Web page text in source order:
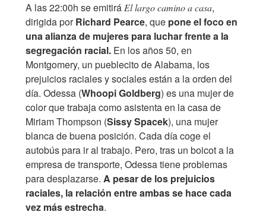
A las 22:00h se emitiráEl largo camino a casa,
dirigida porRichard Pearce, que pone el foco en
una alianza de mujeres para luchar frente a la
segregación racial.En los años 50, en
Montgomery, un pueblecito de Alabama, los
prejuicios raciales y sociales están a la orden del
día. Odessa (Whoopi Goldberg) es una mujer de
color que trabaja como asistenta en la casa de
Miriam Thompson (Sissy Spacek), una mujer
blanca de buena posición. Cada día coge el
autobús para ir al trabajo. Pero, tras un boicot a la
empresa de transporte, Odessa tiene problemas
para desplazarse. A pesar de los prejuicios
raciales, la relación entre ambas se hace cada
vez más estrecha.